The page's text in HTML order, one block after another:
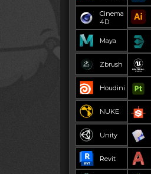
Cinema
4D
Maya
Zbrush
Houdini
NUKE
Unity
Revit